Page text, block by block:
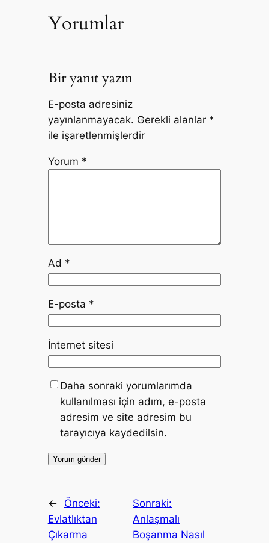
Yorumlar
Bir yanıt yazın
E-posta adresiniz
yayınlanmayacak. Gerekli alanlar *
ile işaretlenmişlerdir
Yorum *
Ad *
E-posta *
İnternet sitesi
Daha sonraki yorumlarımda
kullanılması için adım, e-posta
adresim ve site adresim bu
tarayıcıya kaydedilsin.
←
Önceki:
Evlatlıktan
Çıkarma
Sonraki:
Anlaşmalı
Boşanma Nasıl